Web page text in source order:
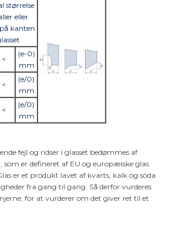
størrelse
eller
kanten
<
(e-0)
mm
<
(e/0)
mm
<
(e/0)
mm
fejl og ridser i glasset bedømmes af
som er defineret af EU og europæiske glas
er et produkt lavet af kvarts, kalk og soda
fra gang til gang. Så derfor vurderes
for at vurderer om det giver ret til et